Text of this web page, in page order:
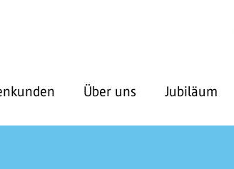
Über uns Jubiläum